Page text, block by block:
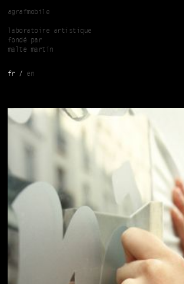
agrafmobile
laboratoire artistique
fondé par
malte martin
fr en